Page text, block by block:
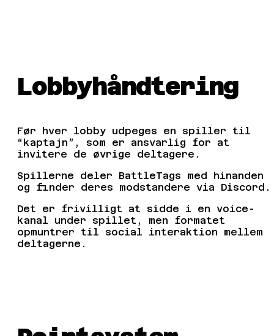
Lobbyhåndtering
Før hver lobby udpeges en spiller til
“kaptajn”, som er ansvarlig for at
invitere de øvrige deltagere.
Spillerne deler BattleTags med hinanden
og finder deres modstandere via Discord.
Det er frivilligt at sidde i en voice-
kanal under spillet, men formatet
opmuntrer til social interaktion mellem
deltagerne.